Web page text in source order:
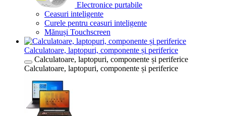
Electronice purtabile
Ceasuri inteligente
Curele pentru ceasuri inteligente
Mănuși Touchscreen
Calculatoare, laptopuri, componente și periferice
Calculatoare, laptopuri, componente și periferice
Calculatoare, laptopuri, componente și periferice